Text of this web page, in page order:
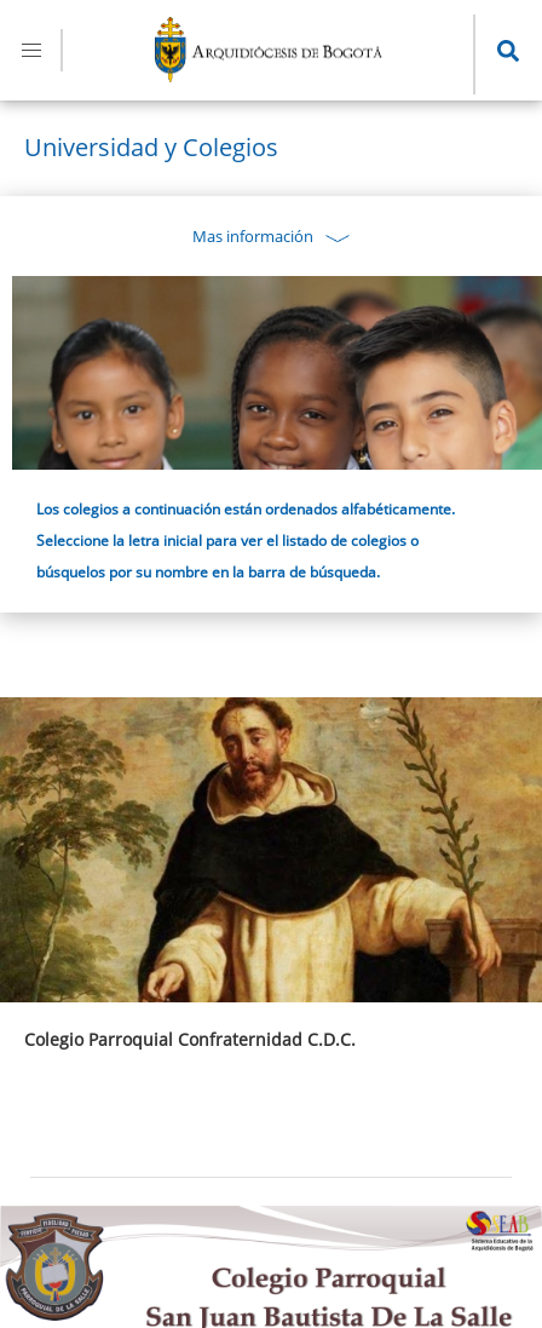
contenido
principal
Universidad y Colegios
Mas información
Los colegios a continuación están ordenados alfabéticamente.
Seleccione la letra inicial para ver el listado de colegios o
búsquelos por su nombre en la barra de búsqueda.
Colegio Parroquial Confraternidad C.D.C.